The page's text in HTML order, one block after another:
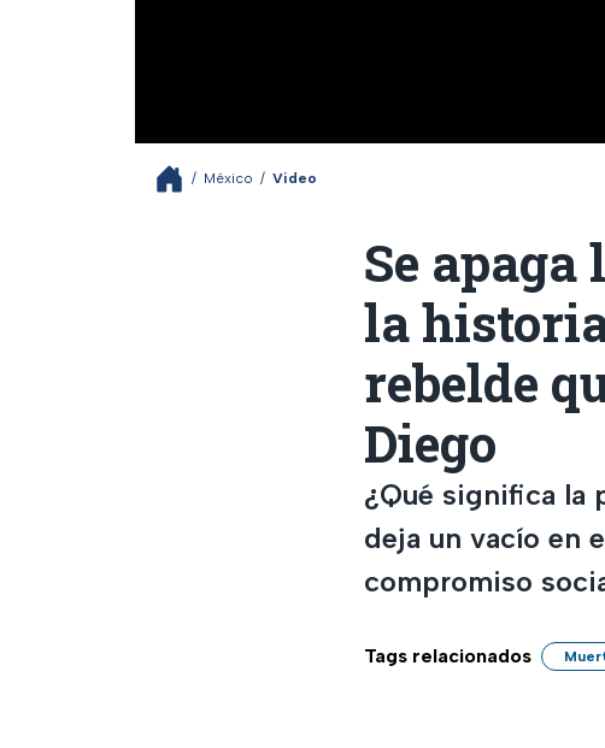
/ México / Video
Se
la
rebelde
Diego
¿Qué significa la
deja un vacío en
compromiso
Tags relacionados